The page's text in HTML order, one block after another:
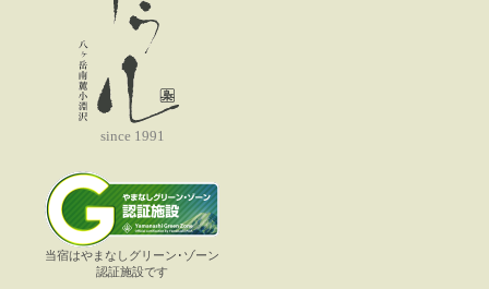
since 1991
当宿はやまなしグリーン･ゾーン
認証施設です